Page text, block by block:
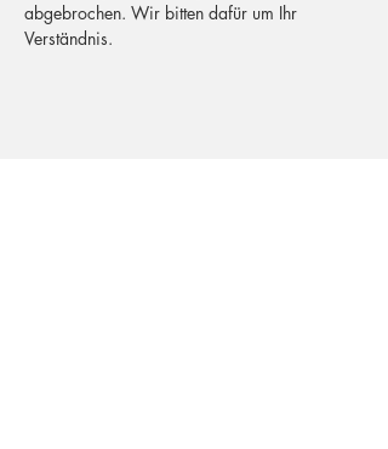
abgebrochen. Wir bitten dafür um Ihr
Verständnis.